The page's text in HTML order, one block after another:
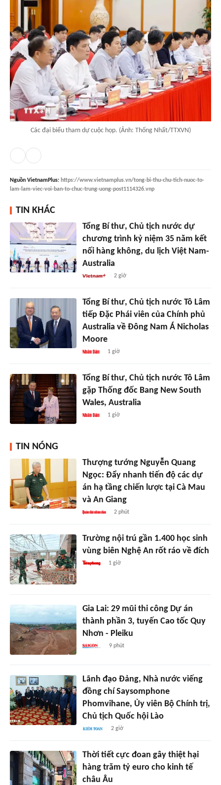
Các đại biểu tham dự cuộc họp. (Ảnh: Thống Nhất/TTXVN)
Nguồn VietnamPlus: https://www.vietnamplus.vn/tong-bi-thu-chu-tich-nuoc-to-
lam-lam-viec-voi-ban-to-chuc-trung-uong-post1114326.vnp
TIN KHÁC
Tổng Bí thư, Chủ tịch nước dự
chương trình kỷ niệm 35 năm kết
nối hàng không, du lịch Việt Nam-
Australia
2 giờ
Tổng Bí thư, Chủ tịch nước Tô Lâm
tiếp Đặc Phái viên của Chính phủ
Australia về Đông Nam Á Nicholas
Moore
1 giờ
Tổng Bí thư, Chủ tịch nước Tô Lâm
gặp Thống đốc Bang New South
Wales, Australia
1 giờ
TIN NÓNG
Thượng tướng Nguyễn Quang
Ngọc: Đẩy nhanh tiến độ các dự
án hạ tầng chiến lược tại Cà Mau
và An Giang
2 phút
Trường nội trú gần 1.400 học sinh
vùng biên Nghệ An rốt ráo về đích
1 giờ
Gia Lai: 29 mũi thi công Dự án
thành phần 3, tuyến Cao tốc Quy
Nhơn - Pleiku
9 phút
Lãnh đạo Đảng, Nhà nước viếng
đồng chí Saysomphone
Phomvihane, Ủy viên Bộ Chính trị,
Chủ tịch Quốc hội Lào
2 giờ
Thời tiết cực đoan gây thiệt hại
hàng trăm tỷ euro cho kinh tế
châu Âu